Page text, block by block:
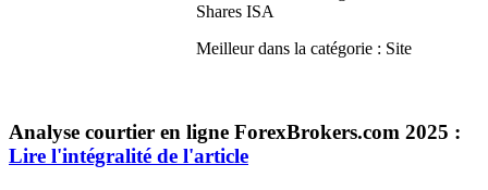
Shares ISA
Meilleur dans la catégorie : Site
Analyse courtier en ligne ForexBrokers.com 2025 :
Lire l'intégralité de l'article